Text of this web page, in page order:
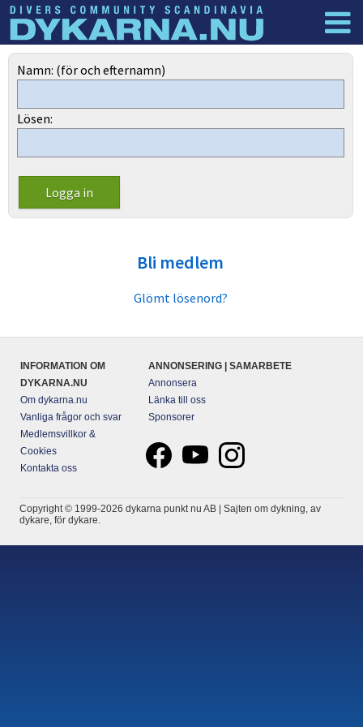
Dyknyheter
Namn: (för och efternamn)
Lösen:
Bli medlem
Glömt lösenord?
INFORMATION OM
DYKARNA.NU
Om dykarna.nu
Vanliga frågor och svar
Medlemsvillkor &
Cookies
Kontakta oss
ANNONSERING | SAMARBETE
Annonsera
Länka till oss
Sponsorer
Copyright © 1999-2026 dykarna punkt nu AB | Sajten om dykning, av
dykare, för dykare.